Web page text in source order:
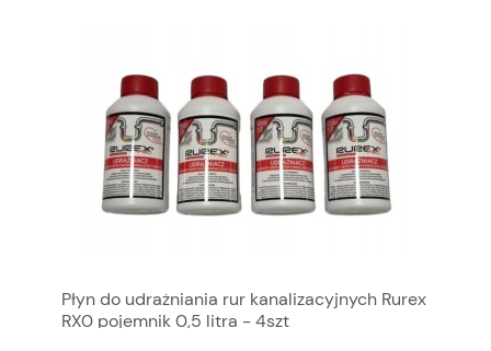
Płyn do udrażniania rur kanalizacyjnych Rurex
RX0 pojemnik 0,5 litra - 4szt